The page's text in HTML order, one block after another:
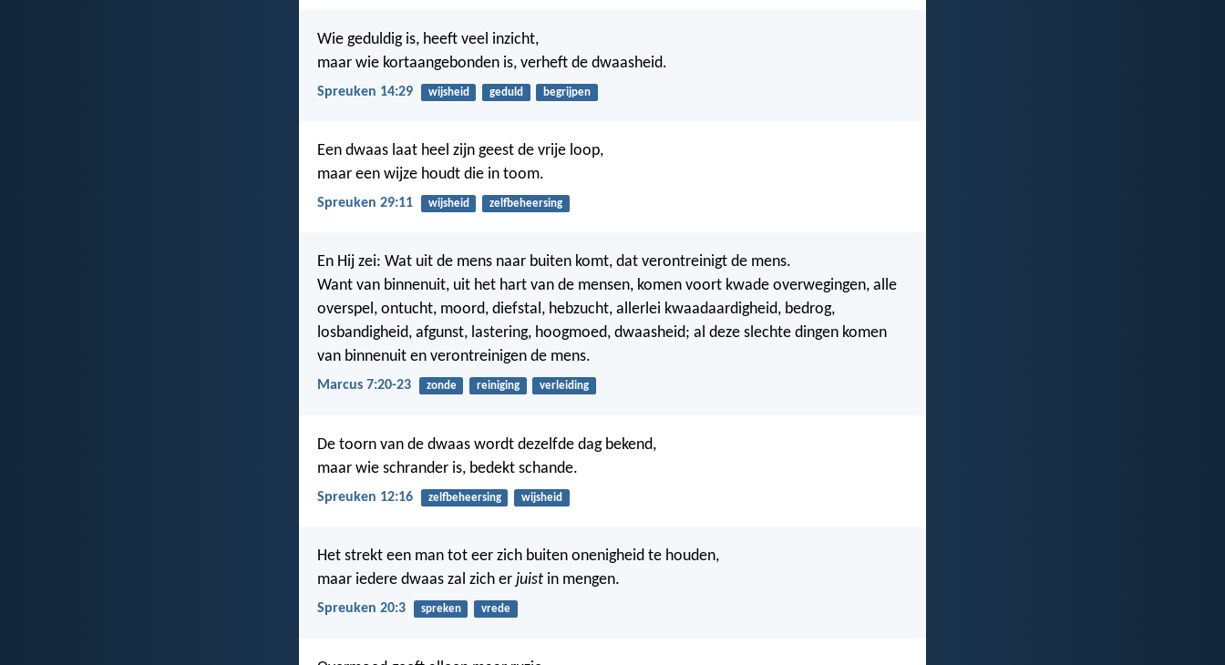
Wie geduldig is, heeft veel inzicht,
maar wie kortaangebonden is, verheft de dwaasheid.
Spreuken 14:29 wijsheid geduld begrijpen
Een dwaas laat heel zijn geest de vrije loop,
maar een wijze houdt die in toom.
Spreuken 29:11 wijsheid zelfbeheersing
En Hij zei: Wat uit de mens naar buiten komt, dat verontreinigt de mens.
Want van binnenuit, uit het hart van de mensen, komen voort kwade overwegingen, alle
overspel, ontucht, moord, diefstal, hebzucht, allerlei kwaadaardigheid, bedrog,
losbandigheid, afgunst, lastering, hoogmoed, dwaasheid; al deze slechte dingen komen
van binnenuit en verontreinigen de mens.
Marcus 7:20-23 zonde reiniging verleiding
De toorn van de dwaas wordt dezelfde dag bekend,
maar wie schrander is, bedekt schande.
Spreuken 12:16 zelfbeheersing wijsheid
Het strekt een man tot eer zich buiten onenigheid te houden,
maar iedere dwaas zal zich er juist in mengen.
Spreuken 20:3 spreken vrede